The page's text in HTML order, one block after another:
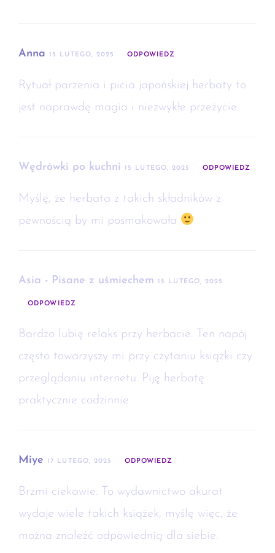
Anna 15 LUTEGO, 2025 ODPOWIEDZ
Rytuał parzenia i picia japońskiej herbaty to
jest naprawdę magia i niezwykłe przeżycie.
Wędrówki po kuchni 15 LUTEGO, 2025 ODPOWIEDZ
Myślę, że herbata z takich składników z
pewnością by mi posmakowała
Asia - Pisane z uśmiechem 15 LUTEGO, 2025
ODPOWIEDZ
Bardzo lubię relaks przy herbacie. Ten napój
często towarzyszy mi przy czytaniu książki czy
przeglądaniu internetu. Piję herbatę
praktycznie codzinnie
Miye 17 LUTEGO, 2025 ODPOWIEDZ
Brzmi ciekawie. To wydawnictwo akurat
wydaje wiele takich książek, myślę więc, że
można znaleźć odpowiednią dla siebie.